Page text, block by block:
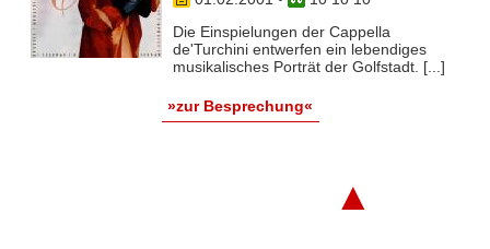
Die Einspielungen der Cappella
de'Turchini entwerfen ein lebendiges
musikalisches Porträt der Golfstadt. [...]
»zur Besprechung«
▲